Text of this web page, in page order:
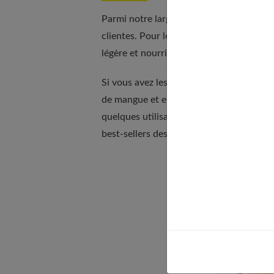
Parmi notre large gamme de produits,
clientes. Pour les cheveux bouclés ou
légère et nourrissante discipline les
Si vous avez les cheveux secs ou abîmés,
de mangue et en huile d'argan, il
quelques utilisations, vos cheveux
best-sellers des Secrets de Loly,